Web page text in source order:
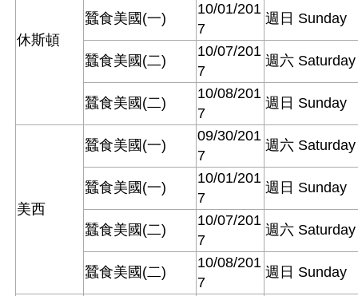
休斯頓
蠶食美國(一)
10/01/201
7
週日 Sunday
蠶食美國(二)
10/07/201
7
週六 Saturday
蠶食美國(二)
10/08/201
7
週日 Sunday
美西
蠶食美國(一)
09/30/201
7
週六 Saturday
蠶食美國(一)
10/01/201
7
週日 Sunday
蠶食美國(二)
10/07/201
7
週六 Saturday
蠶食美國(二)
10/08/201
7
週日 Sunday